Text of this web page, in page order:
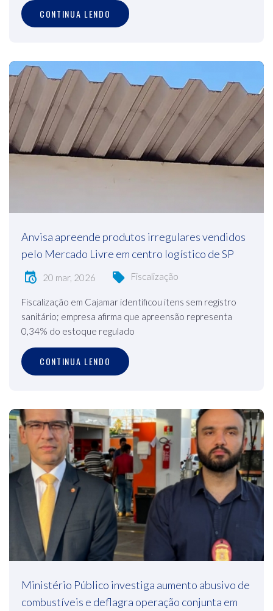
CONTINUA LENDO
Anvisa apreende produtos irregulares vendidos
pelo Mercado Livre em centro logístico de SP
20 mar, 2026 Fiscalização
Fiscalização em Cajamar identificou itens sem registro
sanitário; empresa afirma que apreensão representa
0,34% do estoque regulado
CONTINUA LENDO
Ministério Público investiga aumento abusivo de
combustíveis e deflagra operação conjunta em